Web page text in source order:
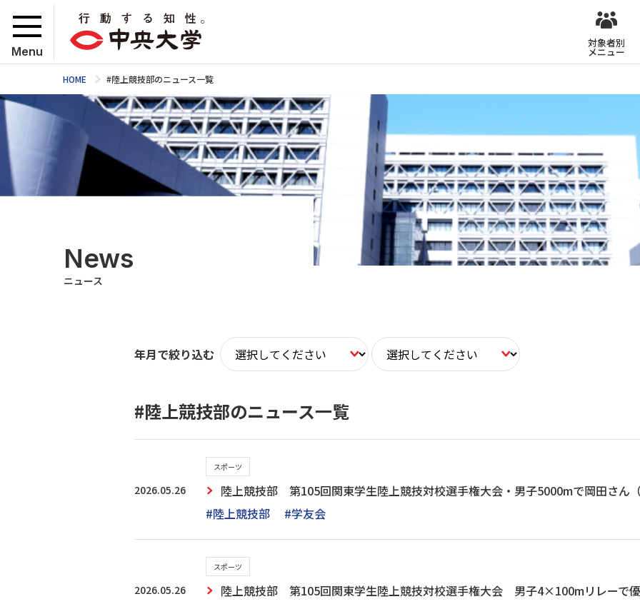
Menu
対象者別
メニュー
HOME #陸上競技部のニュース一覧
News
ニュース
年月で絞り込む
#陸上競技部のニュース一覧
2026.05.26
スポーツ
陸上競技部 第105回関東学生陸上競技対校選手権大会・男子5000mで岡田さん
#陸上競技部
#学友会
2026.05.26
スポーツ
陸上競技部 第105回関東学生陸上競技対校選手権大会 男子4×100mリレーで